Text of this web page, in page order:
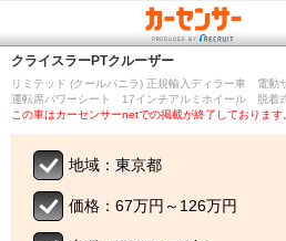
クライスラーPTクルーザー
リミテッド (クールバニラ) 正規輸入ディラー車 電
運転席パワーシート 17インチアルミホイール 脱着
この車はカーセンサーnetでの掲載が終了しております
地域：東京都
価格：67万円～126万円